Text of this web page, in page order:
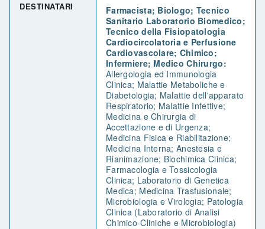
DESTINATARI
Farmacista; Biologo; Tecnico
Sanitario Laboratorio Biomedico;
Tecnico della Fisiopatologia
Cardiocircolatoria e Perfusione
Cardiovascolare; Chimico;
Infermiere; Medico Chirurgo:
Allergologia ed Immunologia
Clinica; Malattie Metaboliche e
Diabetologia; Malattie dell'apparato
Respiratorio; Malattie Infettive;
Medicina e Chirurgia di
Accettazione e di Urgenza;
Medicina Fisica e Riabilitazione;
Medicina Interna; Anestesia e
Rianimazione; Biochimica Clinica;
Farmacologia e Tossicologia
Clinica; Laboratorio di Genetica
Medica; Medicina Trasfusionale;
Microbiologia e Virologia; Patologia
Clinica (Laboratorio di Analisi
Chimico-Cliniche e Microbiologia)